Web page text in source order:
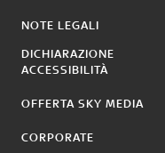
NOTE LEGALI
DICHIARAZIONE
ACCESSIBILITÀ
OFFERTA SKY MEDIA
CORPORATE